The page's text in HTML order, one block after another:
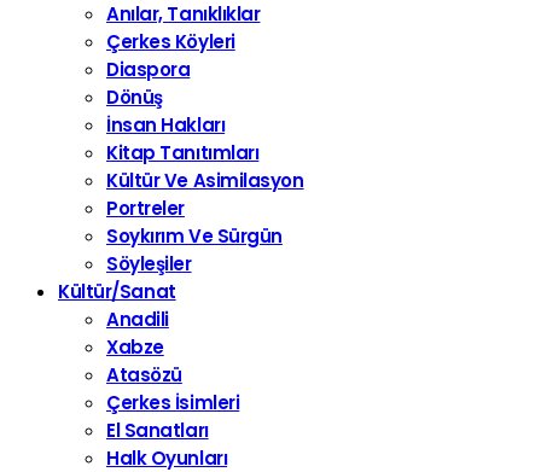
Anılar, Tanıklıklar
Çerkes Köyleri
Diaspora
Dönüş
İnsan Hakları
Kitap Tanıtımları
Kültür Ve Asimilasyon
Portreler
Soykırım Ve Sürgün
Söyleşiler
Kültür/Sanat
Anadili
Xabze
Atasözü
Çerkes İsimleri
El Sanatları
Halk Oyunları